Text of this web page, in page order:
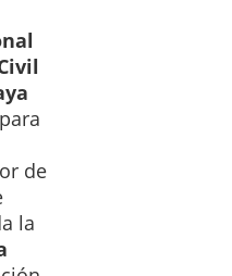
de
la